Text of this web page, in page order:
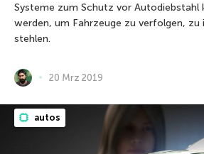
Systeme zum Schutz vor Autodiebstahl
werden, um Fahrzeuge zu verfolgen, zu
stehlen.
20 Mrz 2019
autos